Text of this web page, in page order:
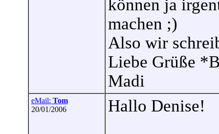
können ja
machen ;)
Also wir
Liebe Grüße
Madi
eMail: Tom
20/01/2006
Hallo Denise!